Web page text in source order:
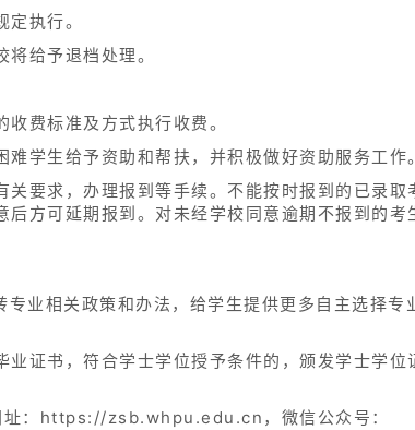
执行。
给予退档处理。
费标准及方式执行收费。
学生给予资助和帮扶，并积极做好资助服务工作。
要求，办理报到等手续。不能按时报到的已录取
方可延期报到。对未经学校同意逾期不报到的考
业相关政策和办法，给学生提供更多自主选择专
证书，符合学士学位授予条件的，颁发学士学位
：https://zsb.whpu.edu.cn，微信公众号：